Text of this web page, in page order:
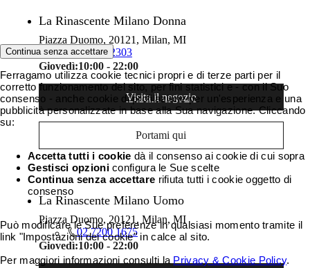
La Rinascente Milano Donna
Piazza Duomo, 20121, Milan, MI
02 885 2303
Giovedì:10:00 - 22:00
Visita il negozio
Portami qui
La Rinascente Milano Uomo
Piazza Duomo, 20121, Milan, MI
02 7200 1675
Giovedì:10:00 - 22:00
Continua senza accettare
Ferragamo utilizza cookie tecnici propri e di terze parti per il
corretto funzionamento del sito, per fini statistici e - con il Suo
consenso - anche cookie di profilazione per un'esperienza e una
pubblicità personalizzate in base alla Sua navigazione. Cliccando
su:
Accetta tutti i cookie dà il consenso ai cookie di cui sopra
Gestisci opzioniconfigura le Sue scelte
Continua senza accettare rifiuta tutti i cookie oggetto di
consenso
Può modificare le Sue preferenze in qualsiasi momento tramite il
link "Impostazioni dei cookie" in calce al sito.
Per maggiori informazioni consulti la Privacy & Cookie Policy.